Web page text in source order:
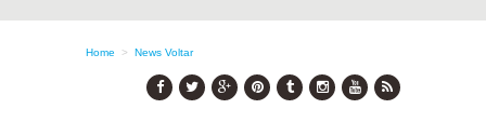
Home > News Voltar